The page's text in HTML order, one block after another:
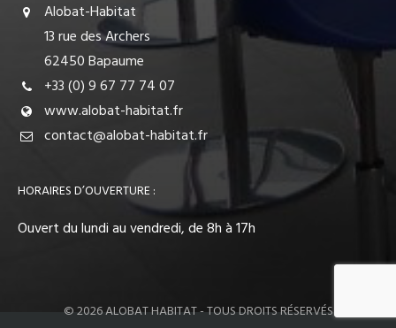
Alobat-Habitat
13 rue des Archers
62450 Bapaume
+33 (0) 9 67 77 74 07
www.alobat-habitat.fr
contact@alobat-habitat.fr
HORAIRES D’OUVERTURE :
Ouvert du lundi au vendredi, de 8h à 17h